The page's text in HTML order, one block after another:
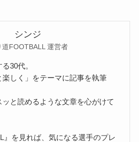
シンジ
道FOOTBALL 運営者
30代。
楽しく」をテーマに記事を執筆
と読めるような文章を心がけて
』を見れば、気になる選手のプレ